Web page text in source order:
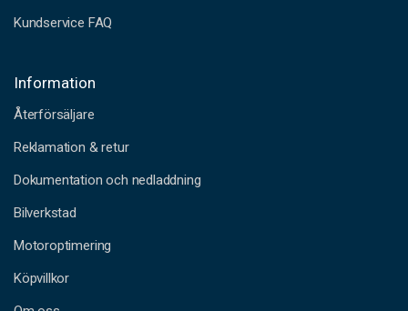
Kundservice FAQ
Information
Återförsäljare
Reklamation & retur
Dokumentation och nedladdning
Bilverkstad
Motoroptimering
Köpvillkor